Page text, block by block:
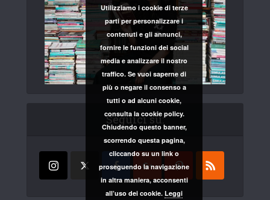
Seguici su:
Utilizziamo i cookie di terze
parti per personalizzare i
contenuti e gli annunci,
fornire le funzioni dei social
media e analizzare il nostro
traffico. Se vuoi saperne di
più o negare il consenso a
tutti o ad alcuni cookie,
consulta la cookie policy.
Chiudendo questo banner,
scorrendo questa pagina,
cliccando su un link o
proseguendo la navigazione
in altra maniera, acconsenti
all’uso dei cookie. Leggi